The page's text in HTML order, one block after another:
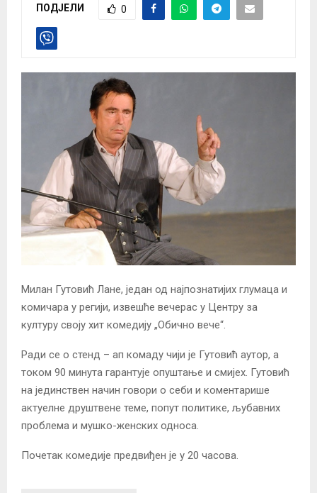
ПОДЈЕЛИ 0
Милан Гутовић Лане, један од најпознатијих глумаца и
комичара у регији, извешће вечерас у Центру за
културу своју хит комедију „Обично вече“.
Ради се о стенд – ап комаду чији је Гутовић аутор, а
током 90 минута гарантује опуштање и смијех. Гутовић
на јединствен начин говори о себи и коментарише
актуелне друштвене теме, попут политике, љубавних
проблема и мушко-женских односа.
Почетак комедије предвиђен је у 20 часова.